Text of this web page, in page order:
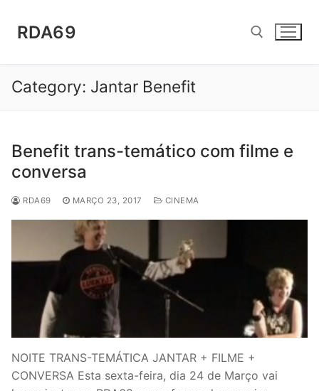
paraRDA69
Pesquisar por:
Category: Jantar Benefit
Benefit trans-temático com filme e
conversa
RDA69 MARÇO 23, 2017 CINEMA
NOITE TRANS-TEMÁTICA JANTAR + FILME +
CONVERSA Esta sexta-feira, dia 24 de Março vai